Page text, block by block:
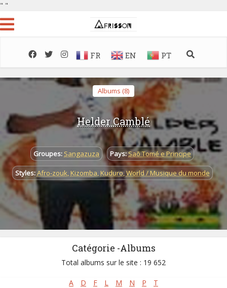
" "
FR EN PT
Albums (8)
Helder Camblé
Groupes: Sangazuza Pays:Saõ Tomé e Principe
Styles:Afro-zouk,Kizomba, Kuduro,World / Musique du monde
Catégorie -Albums
Total albums sur le site : 19 652
A D F L M N P T